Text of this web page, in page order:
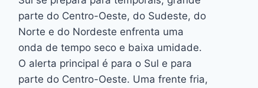
parte do Centro-Oeste, do Sudeste, do
Norte e do Nordeste enfrenta uma
onda de tempo seco e baixa umidade.
O alerta principal é para o Sul e para
parte do Centro-Oeste. Uma frente fria,